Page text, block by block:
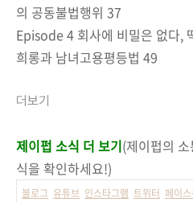
의 공동불법행위 37
Episode 4 회사에 비밀은 없다,
희롱과 남녀고용평등법 49
더보기
제이펍 소식 더 보기(제이펍의
식을 확인하세요!)
블로그 유튜브 인스타그램 트위터 페이